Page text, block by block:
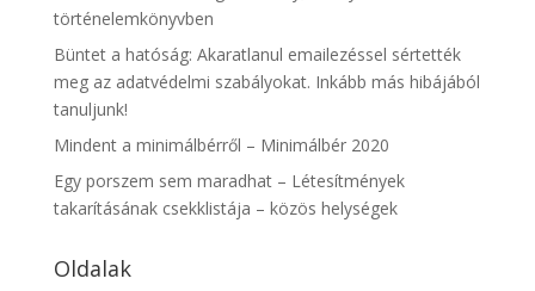
történelemkönyvben
Büntet a hatóság: Akaratlanul emailezéssel sértették
meg az adatvédelmi szabályokat. Inkább más hibájából
tanuljunk!
Mindent a minimálbérről – Minimálbér 2020
Egy porszem sem maradhat – Létesítmények
takarításának csekklistája – közös helységek
Oldalak